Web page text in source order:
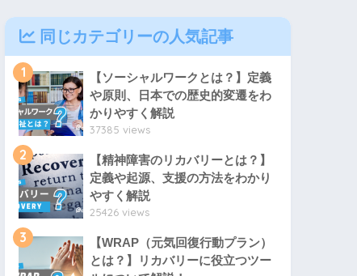
同じカテゴリーの人気記事
1
【ソーシャルワークとは？】定義
や原則、日本での歴史的変遷をわ
かりやすく解説
37385 views
2
【精神障害のリカバリーとは？】
定義や起源、支援の方法をわかり
やすく解説
25426 views
3
【WRAP（元気回復行動プラン）
とは？】リカバリーに役立つツー